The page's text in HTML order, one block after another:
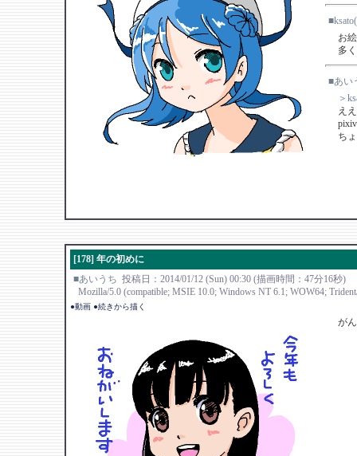
お
多
■あい
＞
え
ち
[178] 年の初めに
■あいうち 投稿日：2014/01/12 (Sun) 00:30 (描画時間：47分16秒)
Mozilla/5.0 (compatible; MSIE 10.0; Windows NT 6.1; WOW64;
●動画 ●続きから描く
が